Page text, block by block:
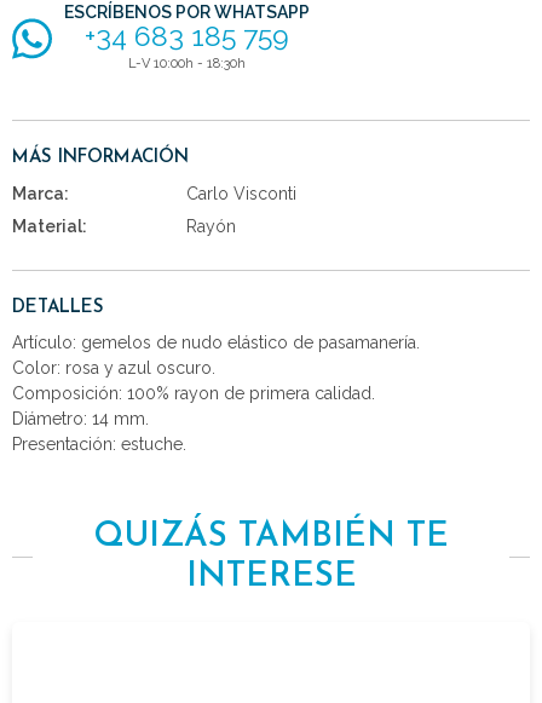
ESCRÍBENOS POR WHATSAPP
+34 683 185 759
L-V 10:00h - 18:30h
MÁS INFORMACIÓN
Marca:
Carlo Visconti
Material:
Rayón
DETALLES
Artículo: gemelos de nudo elástico de pasamanería.
Color: rosa y azul oscuro.
Composición: 100% rayon de primera calidad.
Diámetro: 14 mm.
Presentación: estuche.
QUIZÁS TAMBIÉN TE
INTERESE